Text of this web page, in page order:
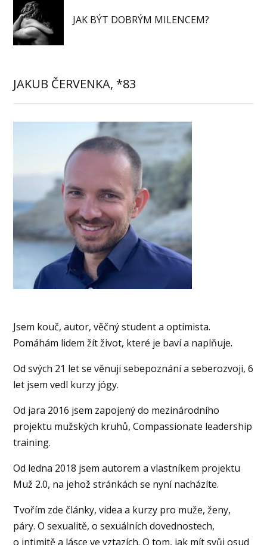
JAK BÝT DOBRÝM MILENCEM?
JAKUB ČERVENKA, *83
Jsem kouč, autor, věčný student a optimista.
Pomáhám lidem žít život, které je baví a naplňuje.
Od svých 21 let se věnuji sebepoznání a seberozvoji, 6
let jsem vedl kurzy jógy.
Od jara 2016 jsem zapojený do mezinárodního
projektu mužských kruhů, Compassionate leadership
training.
Od ledna 2018 jsem autorem a vlastníkem projektu
Muž 2.0, na jehož stránkách se nyní nacházíte.
Tvořím zde články, videa a kurzy pro muže, ženy,
páry. O sexualitě, o sexuálních dovednostech,
o intimitě a lásce ve vztazích. O tom, jak mít svůj osud